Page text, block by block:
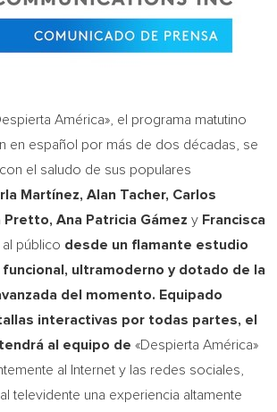
América», el programa matutino
en español por más de dos décadas, se
el saludo de sus populares
Martínez, Alan Tacher, Carlos
Pretto, Ana Patricia Gámez y Francisca
público desde un flamante estudio
ultramoderno y dotado de la
del momento. Equipado
interactivas por todas partes, el
al equipo de «Despierta América»
al Internet y las redes sociales,
televidente una experiencia altamente